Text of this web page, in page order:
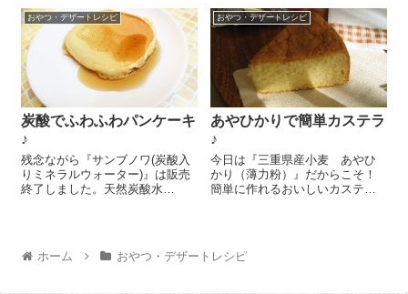
よ～ 豆乳 150gを大きめのボー
ルに入れてハンドミキサーで泡
立てます。びっくりするくら
い！...
おやつ・デザートレシピ
炭酸でふわふわパンケーキ
♪
残念ながら『サンブノワ(炭酸入
りミネラルウォーター)』は販売
終了しました。天然炭酸水
しまーす ふわふわおいしいパン
ケーキですよ～...
おやつ・デザートレシピ
あやひかりで簡単カステラ
♪
今日は『三重県産小麦 あやひ
かり（薄力粉）』だからこそ！
簡単に作れるおいしいカステラ
し、そのまま熱いままにしてお
ホーム おやつ・デザートレシピ